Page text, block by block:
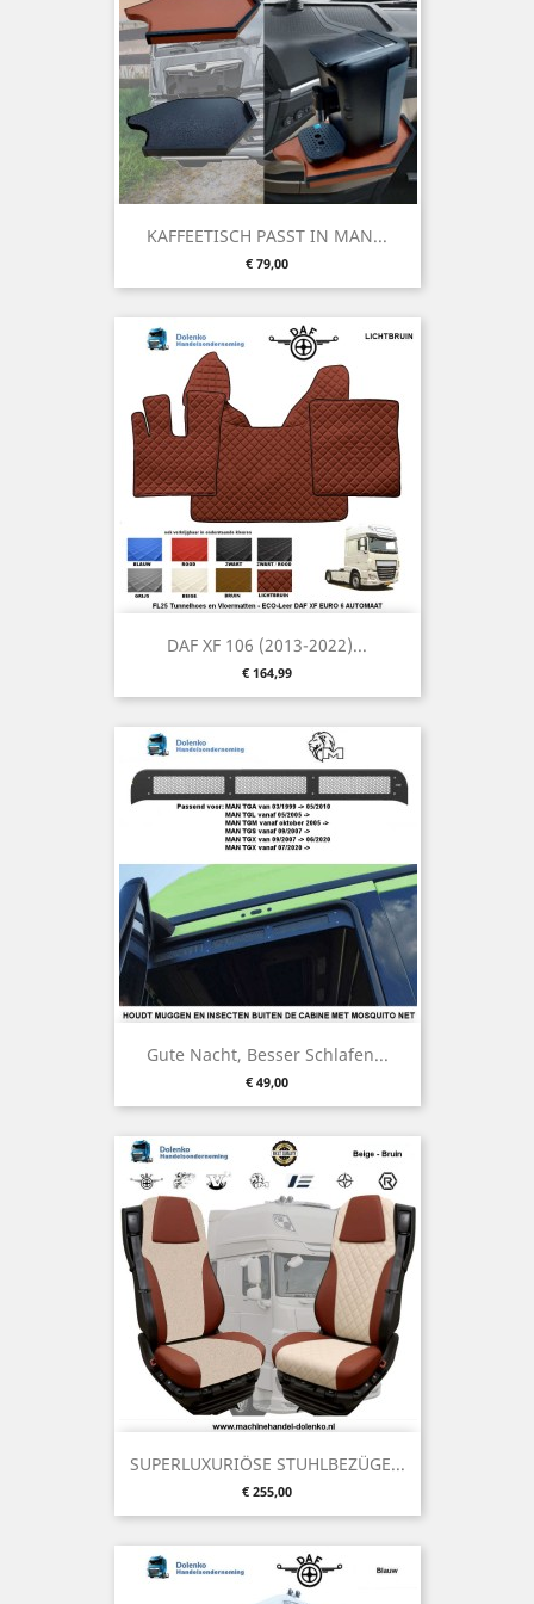
KAFFEETISCH PASST IN MAN...
Preis
€ 79,00
DAF XF 106 (2013-2022)...
Preis
€ 164,99
Gute Nacht, Besser Schlafen...
Preis
€ 49,00
SUPERLUXURIÖSE STUHLBEZÜGE...
Preis
€ 255,00